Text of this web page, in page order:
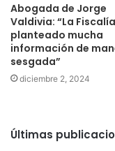
Abogada de Jorge
Valdivia: “La
planteado mucha
información de
sesgada”
diciembre 2, 2024
Últimas